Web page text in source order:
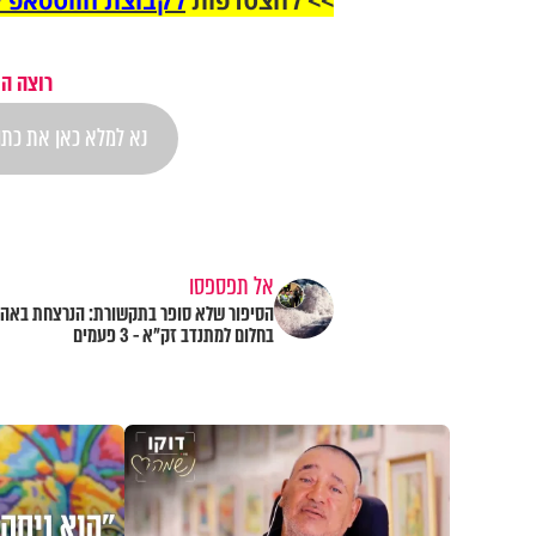
רוצה
אל תפספסו
הסיפור שלא סופר בתקשורת: הנרצחת באה
בחלום למתנדב זק"א - 3 פעמים